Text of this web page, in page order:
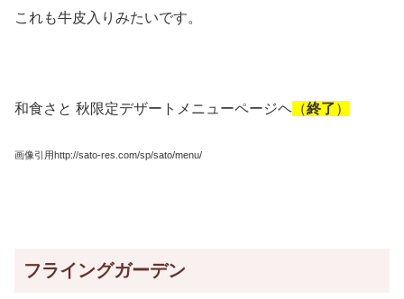
これも牛皮入りみたいです。
和食さと 秋限定デザートメニューページヘ （終了）
画像引用http://sato-res.com/sp/sato/menu/
フライングガーデン